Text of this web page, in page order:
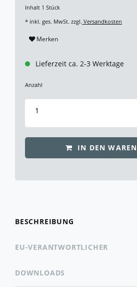
Inhalt 1 Stück
* inkl. ges. MwSt. zzgl. Versandkosten
Merken
Lieferzeit ca. 2-3 Werktage
Anzahl
IN DEN
BESCHREIBUNG
EU-VERANTWORTLICHER
DOWNLOADS